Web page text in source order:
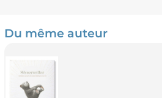
Du même auteur